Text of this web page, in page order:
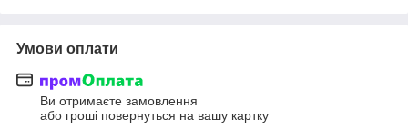
Умови оплати
Ви отримаєте замовлення
або гроші повернуться на вашу картку